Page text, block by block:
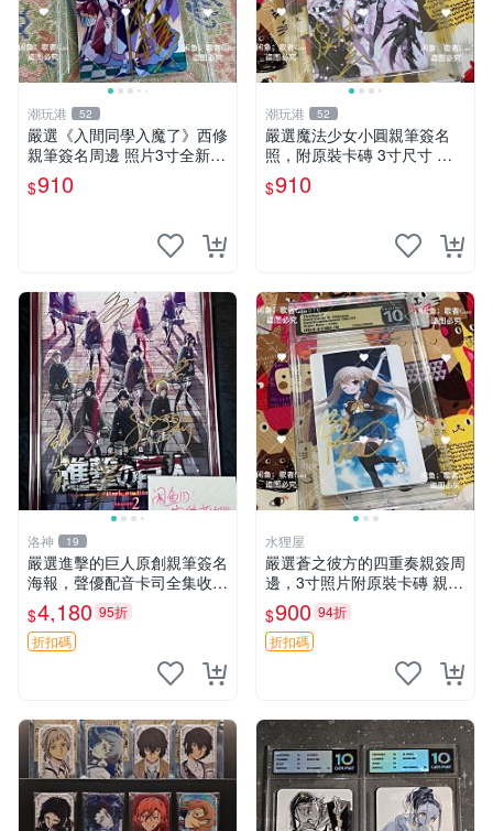
潮玩港 52
嚴選《入間同學入魔了》西修
親筆簽名周邊 照片3寸全新含
卡磚 收藏推薦 鏡像照片 周邊
收藏
$910
潮玩港 52
嚴選魔法少女小圓親筆簽名
照，附原裝卡磚 3寸尺寸 親
簽紀念品 小圓周邊 畫集 監督
親筆
$910
洛神 19
嚴選進擊的巨人原創親筆簽名
海報，聲優配音卡司全集收藏
推薦 艾倫、三笠、阿明、埃
爾文巨細靡遺肖像照
$4,180 95折
折扣碼
水狸屋
嚴選蒼之彼方的四重奏親簽周
邊，3寸照片附原裝卡磚 親簽
照 收藏級 影印品 杜蕾斯相紙
質地 限量版 Aokana Four Rh
ythm 藍光紀念照 簽名
$900 94折
折扣碼